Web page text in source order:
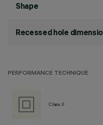
Shape
Recessed hole
PERFORMANCE TECHNIQUE
Class II